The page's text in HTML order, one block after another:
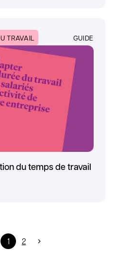
TRAVAIL GUIDE
du temps de travail
1 2